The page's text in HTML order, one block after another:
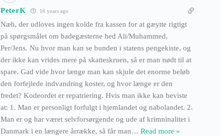
PeterK 16 years ago
Næh, der udloves ingen kolde fra kassen for at gæytte rigtigt
på spørgsmålet om badegæsterne hed Ali/Muhammed,
Per/Jens. Nu hvor man kan se bunden i statens pengekiste, og
der ikke kan vrides mere på skatteskruen, så er man nødt til at
spare. Gad vide hvor længe man kan skjule det enorme beløb
den forfejlede indvandring koster, og hvor længe er den
fredet? Kodeordet er repatriering. Hvis man ikke kan beviste
at: 1. Man er personligt forfulgt i hjemlandet og nabolandet. 2.
Man er og har været selvforsørgende og ude af krimninalitet i
Danmark i en længere årrække, så får man… Read more »